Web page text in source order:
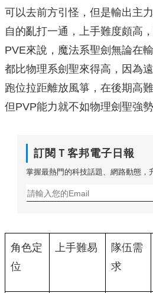
可以去前方引怪，但是輸出主
自的亂打一通，上手難度頗高
PVE來說，魔法系聖劍無論在
都比物理系劍聖來得高，因為
跑位拉距離放風箏，在後期高
但PVP能力就不如物理劍聖強勢
訂閱Ｔ客邦電子日報
掌握最熱門的科技話題、網路動態，
角色定
位
上手難易
隊伍需
求